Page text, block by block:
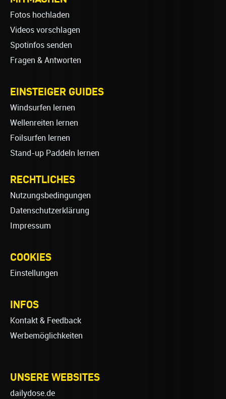
Fotos hochladen
Videos vorschlagen
Spotinfos senden
Fragen & Antworten
EINSTEIGER GUIDES
Windsurfen lernen
Wellenreiten lernen
Foilsurfen lernen
Stand-up Paddeln lernen
RECHTLICHES
Nutzungsbedingungen
Datenschutzerklärung
Impressum
COOKIES
Einstellungen
INFOS
Kontakt & Feedback
Werbemöglichkeiten
UNSERE WEBSITES
dailydose.de